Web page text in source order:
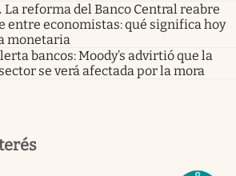
La reforma del Banco Central reabre
entre economistas: qué significa hoy
monetaria
bancos: Moody’s advirtió que la
se verá afectada por la mora